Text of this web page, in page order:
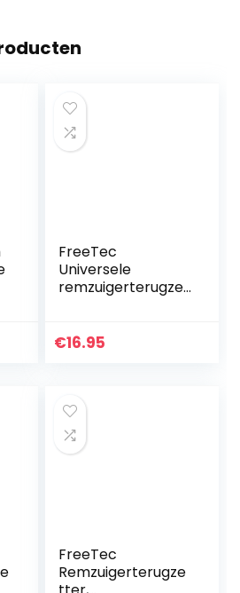
FreeTec
Universele
remzuigerterugzet
ter voor Audi, Golf
€16.95
FreeTec
Remzuigerterugze